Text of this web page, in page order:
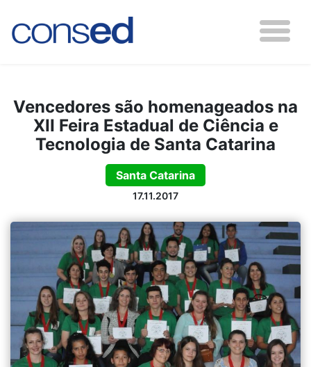
Vencedores são homenageados na
XII Feira Estadual de Ciência e
Tecnologia de Santa Catarina
Santa Catarina
17.11.2017